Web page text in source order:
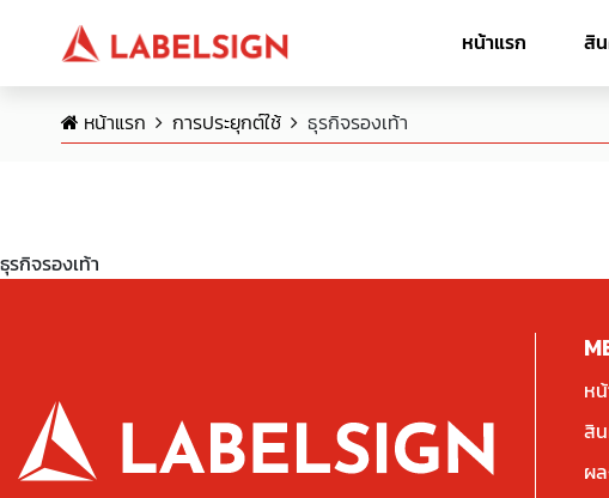
หน้าแรก สิ
หน้าแรก การประยุกต์ใช้ ธุรกิจรองเท้า
ธุรกิจรองเท้า
ห
สิ
ผ